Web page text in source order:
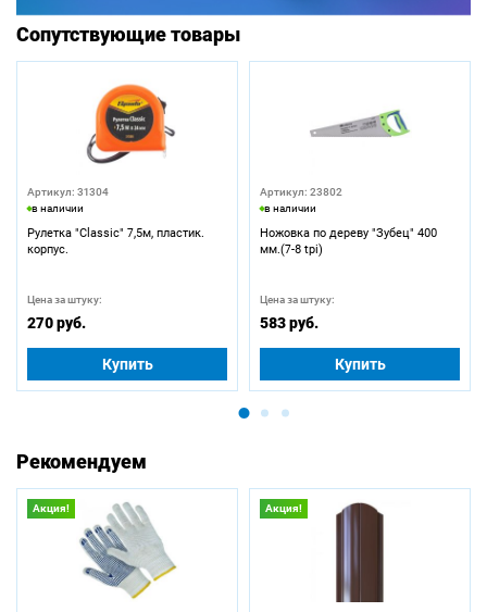
Сопутствующие товары
Артикул: 31304
в наличии
Рулетка "Classic" 7,5м, пластик.
корпус.
Цена за штуку:
270 руб.
Купить
Артикул: 23802
в наличии
Ножовка по дереву "Зубец" 400
мм.(7-8 tpi)
Цена за штуку:
583 руб.
Купить
Рекомендуем
Акция! Акция!